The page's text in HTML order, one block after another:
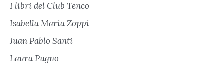
I libri del Club Tenco
Isabella Maria Zoppi
Juan Pablo Santi
Laura Pugno